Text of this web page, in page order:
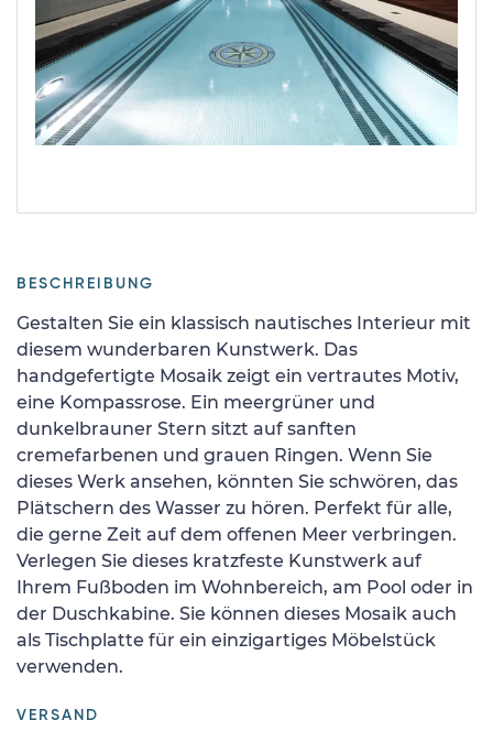
BESCHREIBUNG
Gestalten Sie ein klassisch nautisches Interieur mit
diesem wunderbaren Kunstwerk. Das
handgefertigte Mosaik zeigt ein vertrautes Motiv,
eine Kompassrose. Ein meergrüner und
dunkelbrauner Stern sitzt auf sanften
cremefarbenen und grauen Ringen. Wenn Sie
dieses Werk ansehen, könnten Sie schwören, das
Plätschern des Wasser zu hören. Perfekt für alle,
die gerne Zeit auf dem offenen Meer verbringen.
Verlegen Sie dieses kratzfeste Kunstwerk auf
Ihrem Fußboden im Wohnbereich, am Pool oder in
der Duschkabine. Sie können dieses Mosaik auch
als Tischplatte für ein einzigartiges Möbelstück
verwenden.
VERSAND